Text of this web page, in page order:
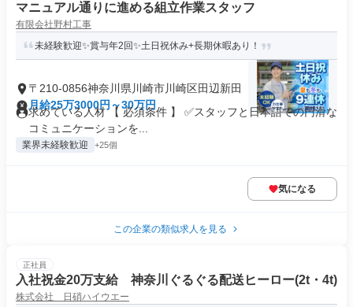
マニュアル通りに進める組立作業スタッフ
有限会社野村工事
未経験歓迎✨賞与年2回✨土日祝休み+長期休暇あり！
〒210-0856神奈川県川崎市川崎区田辺新田
月給25万3000円～30万円
求めている人材 【 必須条件 】 ✅スタッフと日本語での円滑な
コミュニケーションを...
業界未経験歓迎 +25個
気になる
この企業の類似求人を見る
正社員
入社祝金20万支給 神奈川ぐるぐる配送ヒーロー(2t・4t)
株式会社 日硝ハイウエー